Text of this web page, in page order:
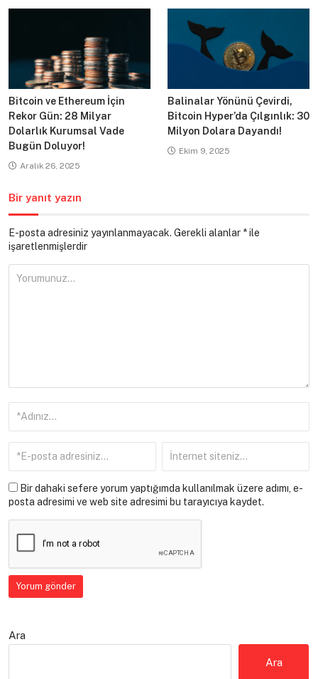
Bitcoin ve Ethereum İçin
Rekor Gün: 28 Milyar
Dolarlık Kurumsal Vade
Bugün Doluyor!
Aralık 26, 2025
Balinalar Yönünü Çevirdi,
Bitcoin Hyper’da Çılgınlık: 30
Milyon Dolara Dayandı!
Ekim 9, 2025
Bir yanıt yazın
E-posta adresiniz yayınlanmayacak. Gerekli alanlar *ile
işaretlenmişlerdir
Bir dahaki sefere yorum yaptığımda kullanılmak üzere adımı, e-
posta adresimi ve web site adresimi bu tarayıcıya kaydet.
Ara
Ara